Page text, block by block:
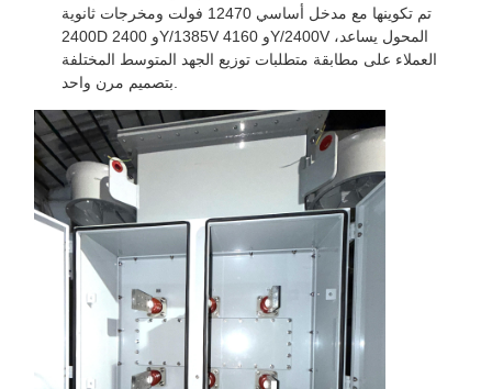
تم تكوينها مع مدخل أساسي 12470 فولت ومخرجات ثانوية
2400D و 2400Y/1385V و 4160Y/2400V ،المحول يساعد
العملاء على مطابقة متطلبات توزيع الجهد المتوسط المختلفة